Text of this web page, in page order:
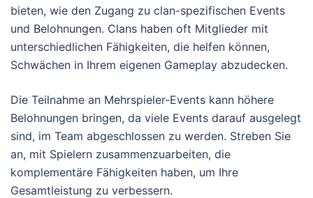
bieten, wie den Zugang zu clan-spezifischen Events
und Belohnungen. Clans haben oft Mitglieder mit
unterschiedlichen Fähigkeiten, die helfen können,
Schwächen in Ihrem eigenen Gameplay abzudecken.
Die Teilnahme an Mehrspieler-Events kann höhere
Belohnungen bringen, da viele Events darauf ausgelegt
sind, im Team abgeschlossen zu werden. Streben Sie
an, mit Spielern zusammenzuarbeiten, die
komplementäre Fähigkeiten haben, um Ihre
Gesamtleistung zu verbessern.